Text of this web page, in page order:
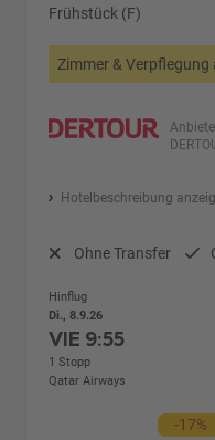
Frühstück (F)
Zimmer & Verpflegung
Hotelbeschreibung
Ohne Transfer
Hinflug
Di., 8.9.26
VIE 9:55
1 Stopp
Qatar Airways
-17%